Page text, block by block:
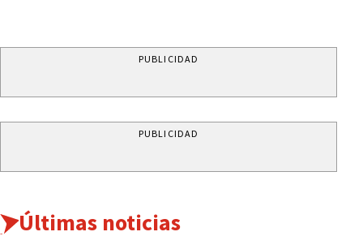
PUBLICIDAD
PUBLICIDAD
Últimas noticias